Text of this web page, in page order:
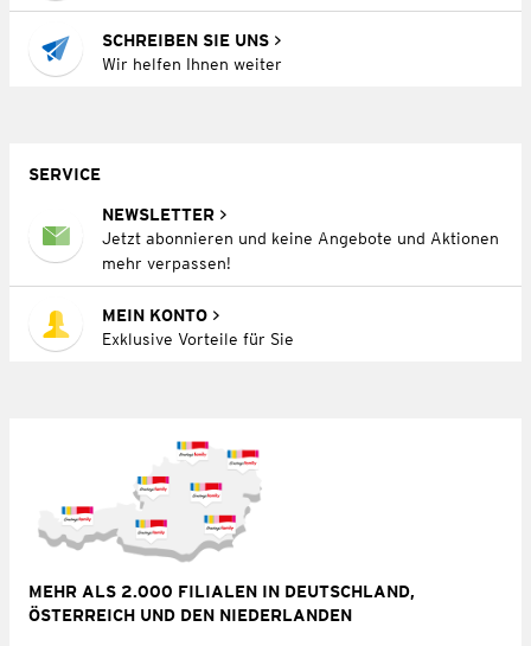
SCHREIBEN SIE UNS
Wir helfen Ihnen weiter
SERVICE
NEWSLETTER
Jetzt abonnieren und keine Angebote und Aktionen
mehr verpassen!
MEIN KONTO
Exklusive Vorteile für Sie
MEHR ALS 2.000 FILIALEN IN DEUTSCHLAND,
ÖSTERREICH UND DEN NIEDERLANDEN